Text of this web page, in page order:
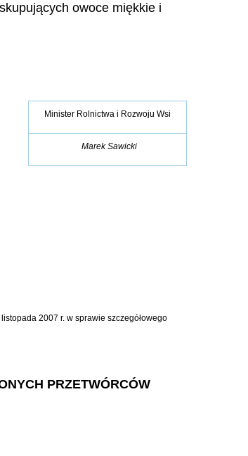
owoce miękkie i
Minister Rolnictwa i Rozwoju Wsi
Marek Sawicki
2007 r. w sprawie szczegółowego
PRZETWÓRCÓW